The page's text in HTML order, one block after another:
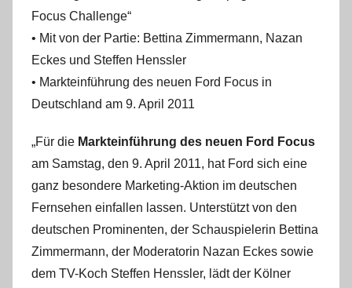
Focus Challenge“
• Mit von der Partie: Bettina Zimmermann, Nazan
Eckes und Steffen Henssler
• Markteinführung des neuen Ford Focus in
Deutschland am 9. April 2011
„Für die Markteinführung des neuen Ford Focus
am Samstag, den 9. April 2011, hat Ford sich eine
ganz besondere Marketing-Aktion im deutschen
Fernsehen einfallen lassen. Unterstützt von den
deutschen Prominenten, der Schauspielerin Bettina
Zimmermann, der Moderatorin Nazan Eckes sowie
dem TV-Koch Steffen Henssler, lädt der Kölner